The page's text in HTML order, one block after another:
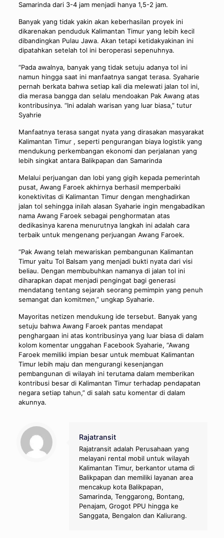
Samarinda dari 3-4 jam menjadi hanya 1,5-2 jam.
Banyak yang tidak yakin akan keberhasilan proyek ini
dikarenakan penduduk Kalimantan Timur yang lebih kecil
dibandingkan Pulau Jawa. Akan tetapi ketidakyakinan ini
dipatahkan setelah tol ini beroperasi sepenuhnya.
“Pada awalnya, banyak yang tidak setuju adanya tol ini
namun hingga saat ini manfaatnya sangat terasa. Syaharie
pernah berkata bahwa setiap kali dia melewati jalan tol ini,
dia merasa bangga dan selalu mendoakan Pak Awang atas
kontribusinya. “Ini adalah warisan yang luar biasa,” tutur
Syahrie
Manfaatnya terasa sangat nyata yang dirasakan masyarakat
Kalimantan Timur , seperti pengurangan biaya logistik yang
mendukung perkembangan ekonomi dan perjalanan yang
lebih singkat antara Balikpapan dan Samarinda
Melalui perjuangan dan lobi yang gigih kepada pemerintah
pusat, Awang Faroek akhirnya berhasil memperbaiki
konektivitas di Kalimantan Timur dengan menghadirkan
jalan tol sehingga inilah alasan Syaharie ingin mengabadikan
nama Awang Faroek sebagai penghormatan atas
dedikasinya karena menurutnya langkah ini adalah cara
terbaik untuk mengenang perjuangan Awang Faroek.
“Pak Awang telah mewariskan pembangunan Kalimantan
Timur yaitu Tol Balsam yang menjadi bukti nyata dari visi
beliau. Dengan membubuhkan namanya di jalan tol ini
diharapkan dapat menjadi pengingat bagi generasi
mendatang tentang sejarah seorang pemimpin yang penuh
semangat dan komitmen,” ungkap Syaharie.
Mayoritas netizen mendukung ide tersebut. Banyak yang
setuju bahwa Awang Faroek pantas mendapat
penghargaan ini atas kontribusinya yang luar biasa di dalam
kolom komentar unggahan Facebook Syaharie, “Awang
Faroek memiliki impian besar untuk membuat Kalimantan
Timur lebih maju dan mengurangi kesenjangan
pembangunan di wilayah ini terutama dalam memberikan
kontribusi besar di Kalimantan Timur terhadap pendapatan
negara setiap tahun,” di salah satu komentar di dalam
akunnya.
Rajatransit
Rajatransit adalah Perusahaan yang
melayani rental mobil untuk wilayah
Kalimantan Timur, berkantor utama di
Balikpapan dan memiliki layanan area
mencakup kota Balikpapan,
Samarinda, Tenggarong, Bontang,
Penajam, Grogot PPU hingga ke
Sanggata, Bengalon dan Kaliurang.